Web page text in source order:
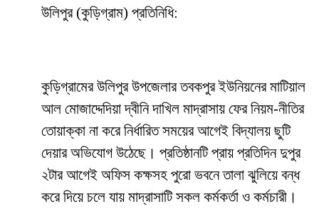
উলিপুর (কুড়িগ্রাম) প্রতিনিধি:
কুড়িগ্রামের উলিপুর উপজেলার তবকপুর ইউনিয়নের মাটিয়াল
আল মোজাদ্দেদিয়া দ্বীনি দাখিল মাদ্রাসায় ফের নিয়ম-নীতির
তোয়াক্কা না করে নির্ধারিত সময়ের আগেই বিদ্যালয় ছুটি
দেয়ার অভিযোগ উঠেছে। প্রতিষ্ঠানটি প্রায় প্রতিদিন দুপুর
২টার আগেই অফিস কক্ষসহ পুরো ভবনে তালা ঝুলিয়ে বন্ধ
করে দিয়ে চলে যায় মাদ্রাসাটি সকল কর্মকর্তা ও কর্মচারী।